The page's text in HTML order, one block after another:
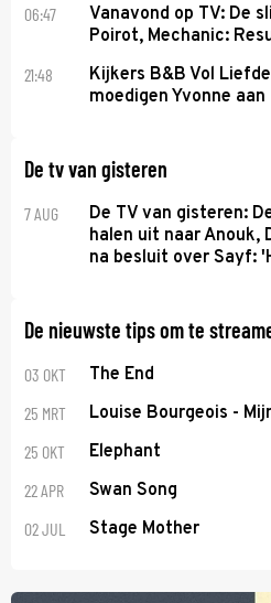
06:47
Vanavond op TV: De
Poirot, Mechanic:
21:48
Kijkers B&B Vol
moedigen Yvonne aan
De tv van gisteren
7 AUG
De TV van gisteren:
halen uit naar Anouk,
na besluit over Sayf:
De nieuwste tips om te
03 OKT The End
25 MRT Louise Bourgeois -
25 OKT Elephant
22 APR Swan Song
02 JUL Stage Mother